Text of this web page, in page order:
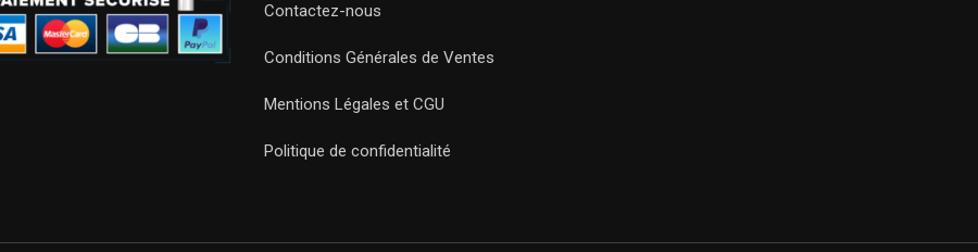
Contactez-nous
Conditions Générales de Ventes
Mentions Légales et CGU
Politique de confidentialité